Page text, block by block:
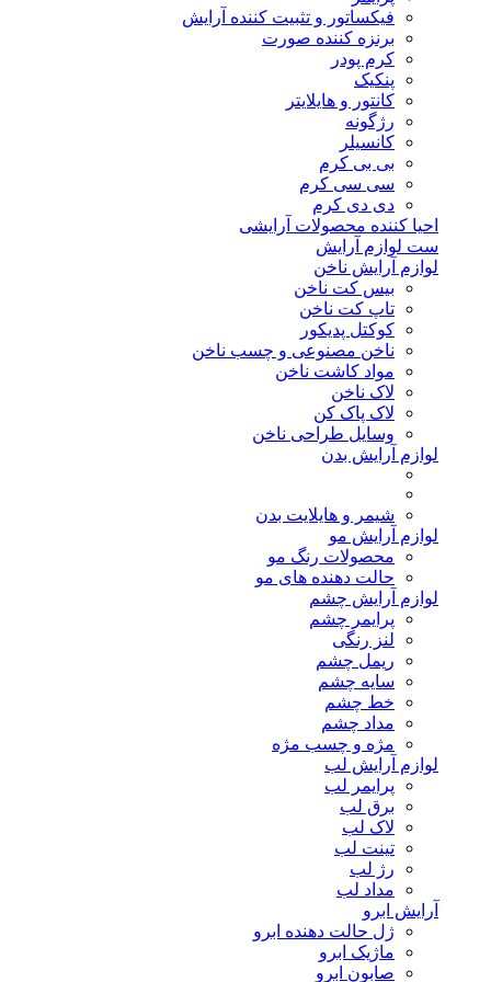
فیکساتور و تثبیت کننده آرایش
برنزه کننده صورت
کرم پودر
پنکیک
کانتور و هایلایتر
رژگونه
کانسیلر
بی بی کرم
سی سی کرم
دی دی کرم
احیا کننده محصولات آرایشی
ست لوازم آرایش
لوازم آرایش ناخن
بیس کت ناخن
تاپ کت ناخن
کوکتل پدیکور
ناخن مصنوعی و چسب ناخن
مواد کاشت ناخن
لاک ناخن
لاک پاک کن
وسایل طراحی ناخن
لوازم آرایش بدن
شیمر و هایلایت بدن
لوازم آرایش مو
محصولات رنگ مو
حالت دهنده های مو
لوازم آرایش چشم
پرایمر چشم
لنز رنگی
ریمل چشم
سایه چشم
خط چشم
مداد چشم
مژه و چسب مژه
لوازم آرایش لب
پرایمر لب
برق لب
لاک لب
تینت لب
رژ لب
مداد لب
آرایش ابرو
ژل حالت دهنده ابرو
ماژیک ابرو
صابون ابرو